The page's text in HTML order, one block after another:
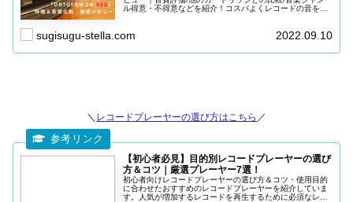
ル得意・不得意などを紹介！コスパよくレコードの音を向
sugisugu-stella.com 2022.09.10
＼ レコードプレーヤーの選び方はこちら ／
【初心者必見】目的別レコードプレーヤーの選び
方＆コツ｜厳選プレーヤー7選！
初心者向けレコードプレーヤーの選び方＆コツ・使用目的
に合わせたおすすめのレコードプレーヤーを紹介していま
す。人気が増加するレコードを再生するために必須なレコ